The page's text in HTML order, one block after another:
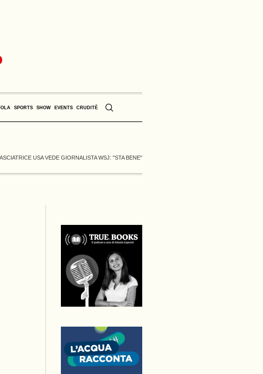
SPORTS SHOW EVENTS CRUDITÈ
USA VEDE GIORNALISTA WSJ: "STA BENE"